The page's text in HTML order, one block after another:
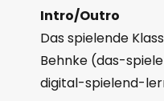
Intro/Outro
Das spielende
Behnke (das-
digital-spielend-